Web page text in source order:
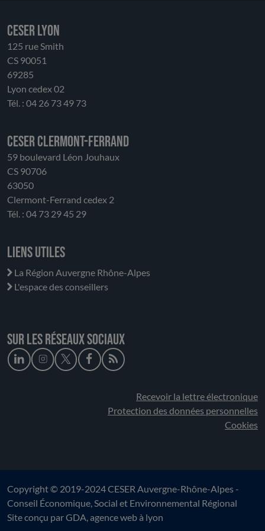
CESER LYON
125 rue Smith
CS 90051
69285
Lyon cedex 02
Tél. : 04 26 73 49 73
CESER Clermont-Ferrand
59 boulevard Léon Jouhaux
CS 90706
63050
Clermont-Ferrand cedex 2
Tél. : 04 73 29 45 29
Liens utiles
La Région Auvergne Rhône-Alpes
L'espace des conseillers
Sur les réseaux sociaux
Recevoir la lettre électronique
Protection des données personnelles
Cookies
Copyright © 2019-2024 CESER Auvergne-Rhône-Alpes -
Conseil Économique, Social et Environnemental Régional
Site conçu parGDA, agence web à lyon